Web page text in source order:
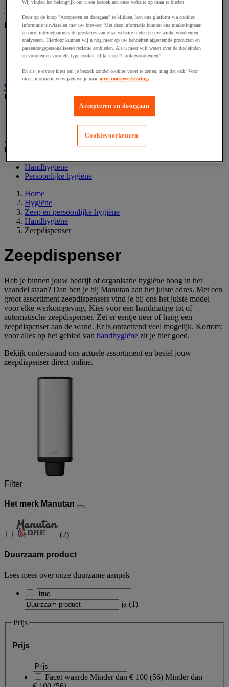
Toiletpapier en tissues
Bekijk de hele productgroep
Doos tissues
Jumbo toiletpapier
Toiletpapier
Toiletpapierdispenser
Wasgoedwagen en linnenkast
Bekijk de hele productgroep
Wasgoedwagen
Waszak en accessoires
Zeep en persoonlijke hygiëne
Bekijk de hele productgroep
Handhygiëne
Persoonlijke hygiëne
Home
Hygiëne
Zeep en persoonlijke hygiëne
Handhygiëne
Zeepdispenser
Zeepdispenser
Heb je binnen jouw bedrijf of organisatie hygiëne hoog in het
vaandel staan? Dan ben je bij Manutan aan het juiste adres. Met een
groot assortiment zeepdispensers vind je bij ons het juiste model
voor elke werkomgeving. Kies voor een handmatige tot of
automatische zeepdispenser. Zet er eentje neer of hang een
zeepdispenser aan de wand. Er is ontzettend veel mogelijk. Kortom:
voor alles op het gebied van handhygiëne zit je hier goed.
Bekijk onderstaand ons actuele assortiment en bestel jouw
zeepdispenser direct online.
Filter
Het merk Manutan
(2)
Duurzaam product
Lees meer over onze duurzame aanpak
ja (1)
Prijs
Prijs
Facet waarde Minder dan € 100 (56) Minder dan
Wij vinden het belangrijk om u een bezoek aan onze website op maat te bieden!
Door op de knop "Accepteren en doorgaan" te klikken, kan ons platform via cookies
informatie uitwisselen met uw browser. Met deze informatie kunnen ons marketingteam
en onze internetpartners de prestaties van onze website meten en uw winkelvoorkeuren
analyseren. Hierdoor kunnen wij u nog meer op uw behoeften afgestemde producten en
passende/gepersonaliseerd reclame aanbieden. Als u meer wilt weten over de doeleinden
en voorkeuren voor elk type cookie, klikt u op "Cookievoorkeuren".
En als je ervoor kiest om je bezoek zonder cookies voort te zetten, mag dat ook! Voor
meer informatie verwijzen we je naar onze cookieverklaring.
Accepteren en doorgaan
Cookievoorkeuren